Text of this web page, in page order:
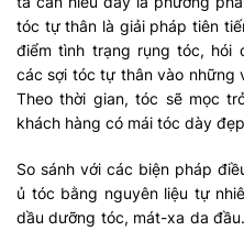
tóc tự thân là giải pháp tiên
điểm tình trạng rụng tóc, hói
các sợi tóc tự thân vào
Theo thời gian, tóc sẽ mọc
khách hàng có mái tóc dày
So sánh với các biện pháp
ủ tóc bằng nguyên liệu tự
dầu dưỡng tóc, mát-xa da